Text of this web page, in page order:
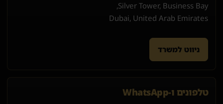
Silver Tower, Business Bay,
Dubai, United Arab Emirates
ניווט למשרד
טלפונים ו-WhatsApp